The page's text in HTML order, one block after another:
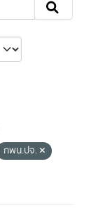
กพน.ปจ.